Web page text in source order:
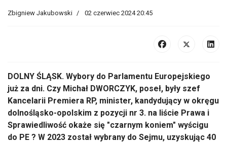
Zbigniew Jakubowski 02 czerwiec 2024 20:45
DOLNY ŚLĄSK. Wybory do Parlamentu Europejskiego
już za dni. Czy Michał DWORCZYK, poseł, były szef
Kancelarii Premiera RP, minister, kandydujący w okręgu
dolnośląsko-opolskim z pozycji nr 3. na liście Prawa i
Sprawiedliwość okaże się "czarnym koniem" wyścigu
do PE ? W 2023 został wybrany do Sejmu, uzyskując 40